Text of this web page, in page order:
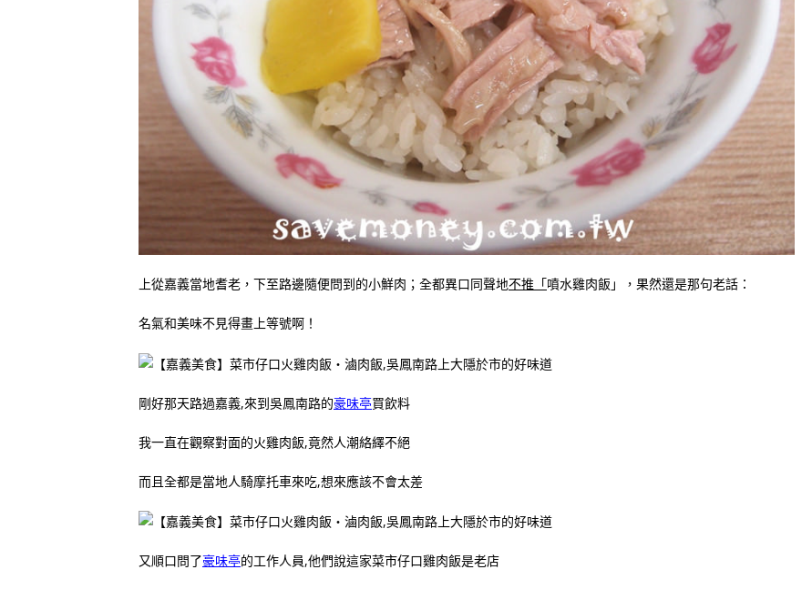
上從嘉義當地耆老，下至路邊隨便問到的小鮮肉； 全都異口同聲地不推「噴水雞肉飯」，果然還是那句老話：
名氣和美味不見得畫上等號啊！
剛好那天路過嘉義,來到吳鳳南路的豪味亭買飲料
我一直在觀察對面的火雞肉飯,竟然人潮絡繹不絕
而且全都是當地人騎摩托車來吃,想來應該不會太差
又順口問了豪味亭的工作人員,他們說這家菜市仔口雞肉飯是老店